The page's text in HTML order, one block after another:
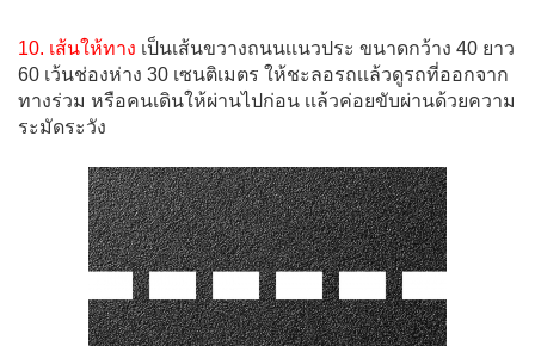
10. เส้นให้ทาง เป็นเส้นขวางถนนเเนวประ ขนาดกว้าง 40 ยาว
60 เว้นช่องห่าง 30 เซนติเมตร ให้ชะลอรถเเล้วดูรถที่ออกจาก
ทางร่วม หรือคนเดินให้ผ่านไปก่อน เเล้วค่อยขับผ่านด้วยความ
ระมัดระวัง